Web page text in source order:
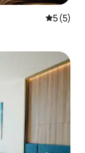
Średnia
5 (5)